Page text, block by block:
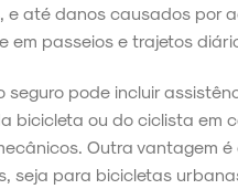
e até danos causados por
em passeios e trajetos
seguro pode incluir
bicicleta ou do ciclista em
Outra vantagem
seja para bicicletas